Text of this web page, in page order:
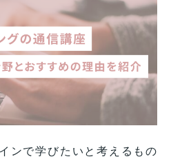
ンで学びたいと考えるもの